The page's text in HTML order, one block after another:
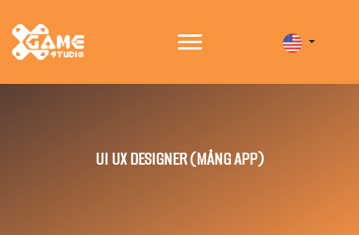
UI UX DESIGNER (MẢNG APP)